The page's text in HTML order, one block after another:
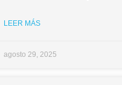
LEER MÁS
agosto 29, 2025